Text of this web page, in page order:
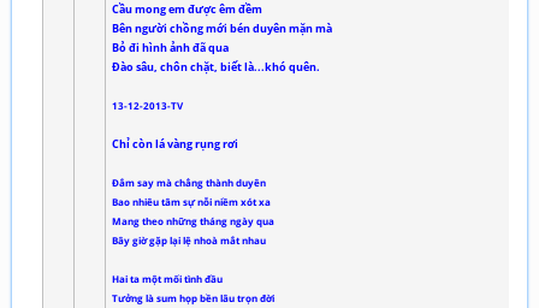
Cầu mong em được êm đềm
Bên người chồng mới bén duyên mặn mà
Bỏ đi hình ảnh đã qua
Đào sâu, chôn chặt, biết là...khó quên.
13-12-2013-TV
Chỉ còn lá vàng rụng rơi
Đắm say mà chẳng thành duyên
Bao nhiêu tâm sự nỗi niềm xót xa
Mang theo những tháng ngày qua
Bây giờ gặp lại lệ nhoà mắt nhau
Hai ta một mối tình đầu
Tưởng là sum họp bền lâu trọn đời